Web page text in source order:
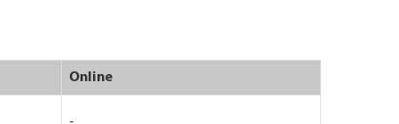
Online